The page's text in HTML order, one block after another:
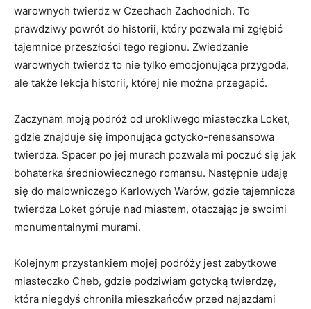
warownych twierdz w Czechach Zachodnich. To
prawdziwy powrót do ⁣historii, który pozwala mi zgłębić ​
tajemnice przeszłości tego⁤ regionu. Zwiedzanie
warownych twierdz to nie tylko⁤ emocjonująca przygoda,
ale ⁤także ‍lekcja​ historii, której nie można przegapić.
Zaczynam moją podróż od urokliwego miasteczka Loket,
gdzie znajduje się imponująca ​gotycko-renesansowa
twierdza. Spacer po jej ‌murach pozwala mi poczuć⁤ się jak
bohaterka​ średniowiecznego​ romansu. Następnie udaję
się do malowniczego Karlowych Warów, gdzie tajemnicza
twierdza Loket góruje nad miastem, otaczając je swoimi
monumentalnymi murami.
Kolejnym przystankiem mojej podróży jest zabytkowe
miasteczko Cheb,⁢ gdzie podziwiam gotycką twierdzę, ​
która ‍niegdyś chroniła mieszkańców ⁣przed najazdami